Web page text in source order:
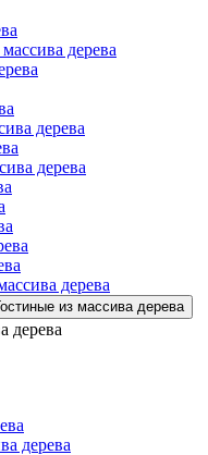
дерева
дерева
дерева
дерева
из массива дерева
дерева